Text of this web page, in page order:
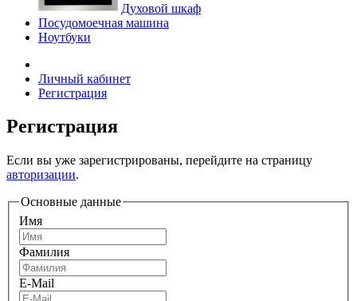
Духовой шкаф
Посудомоечная машина
Ноутбуки
Личный кабинет
Регистрация
Регистрация
Если вы уже зарегистрированы, перейдите на страницу
авторизации.
Основные данные
Имя
Фамилия
E-Mail